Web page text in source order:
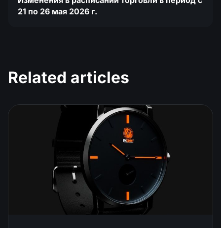
21 по 26 мая 2026 г.
Related articles